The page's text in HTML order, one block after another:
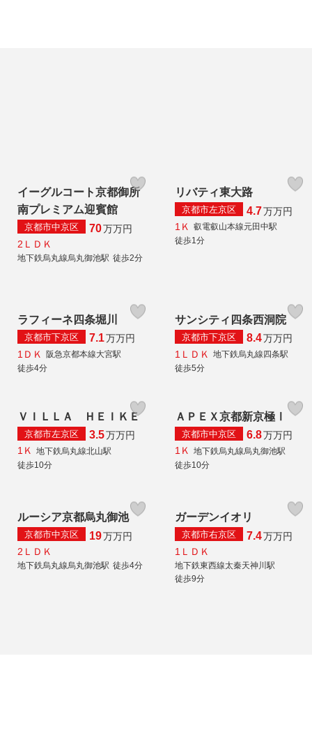
イーグルコート京都御所
南プレミアム迎賓館
京都市中京区 70万万円
2ＬＤＫ
地下鉄烏丸線烏丸御池駅 徒歩2分
リバティ東大路
京都市左京区 4.7万万円
1Ｋ
叡電叡山本線元田中駅
徒歩1分
ラフィーネ四条堀川
京都市下京区 7.1万万円
1ＤＫ
阪急京都本線大宮駅
徒歩4分
サンシティ四条西洞院
京都市下京区 8.4万万円
1ＬＤＫ
地下鉄烏丸線四条駅
徒歩5分
ＶＩＬＬＡ ＨＥＩＫＥ
京都市左京区 3.5万万円
1Ｋ 地下鉄烏丸線北山駅
徒歩10分
ＡＰＥＸ京都新京極Ⅰ
京都市中京区 6.8万万円
1Ｋ 地下鉄烏丸線烏丸御池駅
徒歩10分
ルーシア京都烏丸御池
京都市中京区 19万万円
2ＬＤＫ
地下鉄烏丸線烏丸御池駅 徒歩4分
ガーデンイオリ
京都市右京区 7.4万万円
1ＬＤＫ
地下鉄東西線太秦天神川駅
徒歩9分